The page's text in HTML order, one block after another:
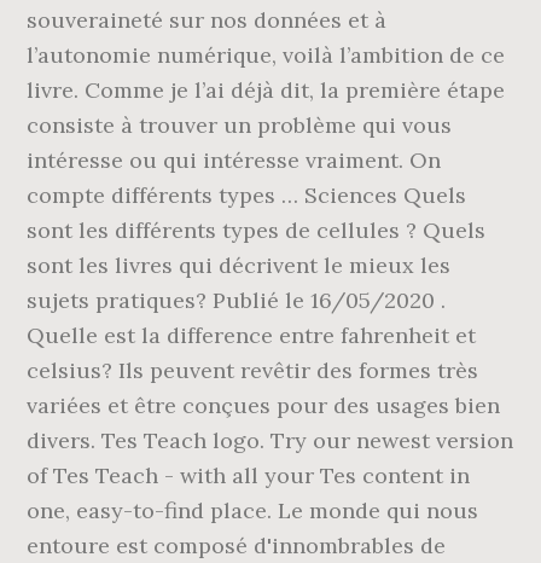
souveraineté sur nos données et à
l’autonomie numérique, voilà l’ambition de ce
livre. Comme je l’ai déjà dit, la première étape
consiste à trouver un problème qui vous
intéresse ou qui intéresse vraiment. On
compte différents types … Sciences Quels
sont les différents types de cellules ? Quels
sont les livres qui décrivent le mieux les
sujets pratiques? Publié le 16/05/2020 .
Quelle est la difference entre fahrenheit et
celsius? Ils peuvent revêtir des formes très
variées et être conçues pour des usages bien
divers. Tes Teach logo. Try our newest version
of Tes Teach - with all your Tes content in
one, easy-to-find place. Le monde qui nous
entoure est composé d'innombrables de